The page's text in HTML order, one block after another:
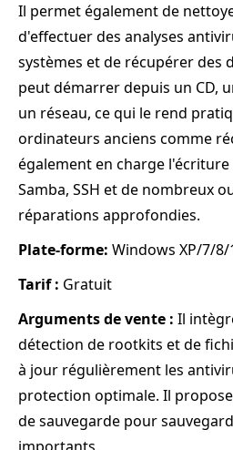
Il permet également de
d'effectuer des analyses
systèmes et de récupérer des
peut démarrer depuis un CD,
un réseau, ce qui le rend
ordinateurs anciens comme
également en charge l'écriture
Samba, SSH et de nombreux
réparations approfondies.
Plate-forme: Windows XP/7/8/
Tarif : Gratuit
Arguments de vente : Il
détection de rootkits et de
à jour régulièrement les
protection optimale. Il
de sauvegarde pour